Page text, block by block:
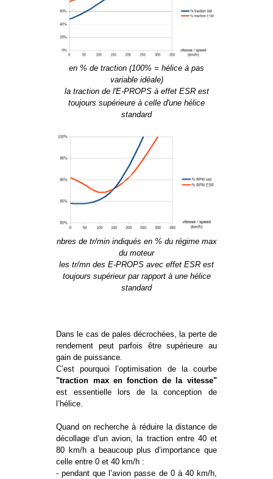
en % de traction (100% = hélice à pas
variable idéale)
la traction de l'E-PROPS à effet ESR est
toujours supérieure à celle d'une hélice
standard
nbres de tr/min indiqués en % du régime max
du moteur
les tr/mn des E-PROPS avec effet ESR est
toujours supérieur par rapport à une hélice
standard
Dans le cas de pales décrochées, la perte de
rendement peut parfois être supérieure au
gain de puissance.
C’est pourquoi l’optimisation de la courbe
"traction max en fonction de la vitesse"
est essentielle lors de la conception de
l’hélice.
Quand on recherche à réduire la distance de
décollage d’un avion, la traction entre 40 et
80 km/h a beaucoup plus d’importance que
celle entre 0 et 40 km/h :
- pendant que l’avion passe de 0 à 40 km/h,